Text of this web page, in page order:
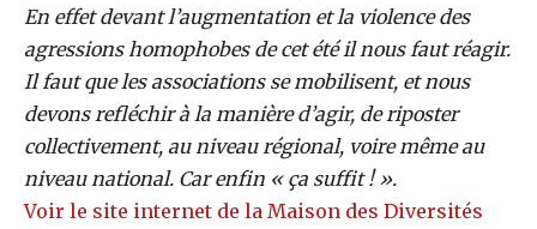
En effet devant l’augmentation et la violence des
agressions homophobes de cet été il nous faut réagir.
Il faut que les associations se mobilisent, et nous
devons refléchir à la manière d’agir, de riposter
collectivement, au niveau régional, voire même au
niveau national. Car enfin « ça suffit ! ».
Voir le site internet de la Maison des Diversités